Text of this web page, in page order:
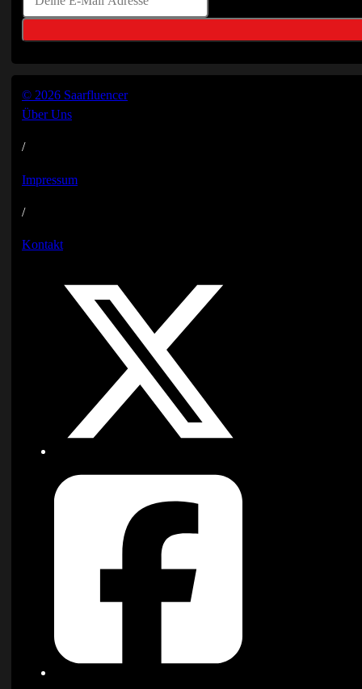
© 2026 Saarfluencer
Über Uns
/
Impressum
/
Kontakt